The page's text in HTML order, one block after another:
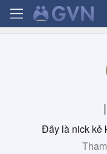
Đây là nick kẻ